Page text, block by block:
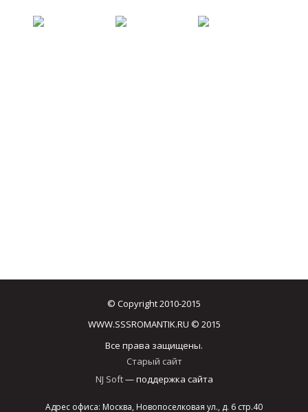
© Copyright 2010-2015
WWW.SSSROMANTIK.RU © 2015
Все права защищены.
Старый сайт
NJ Soft— поддержка сайта
Адрес офиса: Москва, Новопоселковая ул., д. 6 стр.40